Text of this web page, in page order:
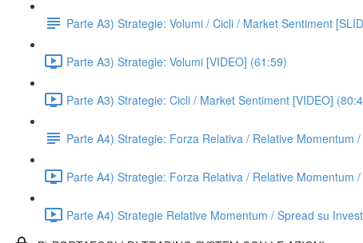
Parte A3) Strategie: Volumi / Cicli / Market Sentiment
Parte A3) Strategie: Volumi [VIDEO] (61:59)
Parte A3) Strategie: Cicli / Market Sentiment [VIDEO]
Parte A4) Strategie: Forza Relativa / Relative Momentum
Parte A4) Strategie: Forza Relativa / Relative Momentum
Parte A4) Strategie Relative Momentum / Spread su